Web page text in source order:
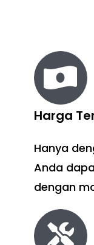
Harga
Hanya
Anda
dengan